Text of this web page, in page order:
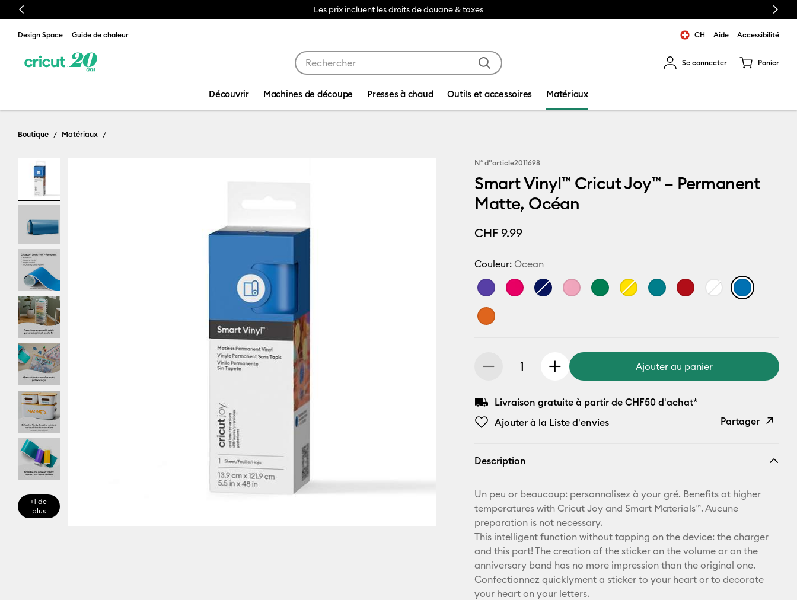
Previous Les prix incluent les droits de douane & taxes Next
Design Space Guide de chaleur CH Aide Accessibilité
Se connecter Panier
Découvrir Machines de découpe Presses à chaud Outils et accessoires Matériaux
Boutique Matériaux
+1 de
plus
N° d''article2011698
Smart Vinyl™ Cricut Joy™ – Permanent
Matte, Océan
CHF 9.99
Couleur:Ocean
Ajouter au panier
Livraison gratuite à partir de CHF50 d'achat*
Ajouter à la Liste d'envies
Partager
E-mail
Facebook
X
Description
Un peu or beaucoup: personnalisez à your gré. Benefits at higher
temperatures with Cricut Joy and Smart Materials™. Aucune
preparation is not necessary.
This intelligent function without tapping on the device: the charger
and this part! The creation of the sticker on the volume or on the
anniversary band has no more impression than the original one.
Confectionnez quicklyment a sticker to your heart or to decorate
your heart on your letters.